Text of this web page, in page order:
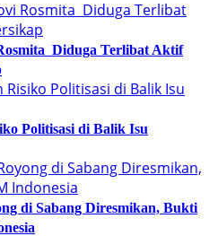
Diduga Terlibat Aktif
Politisasi di Balik Isu
di Sabang Diresmikan, Bukti